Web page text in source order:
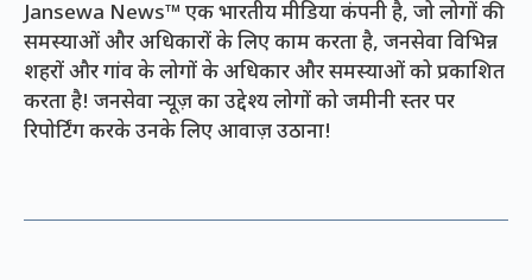
Jansewa News™ एक भारतीय मीडिया कंपनी है, जो लोगों की
समस्याओं और अधिकारों के लिए काम करता है, जनसेवा विभिन्न
शहरों और गांव के लोगों के अधिकार और समस्याओं को प्रकाशित
करता है! जनसेवा न्यूज़ का उद्देश्य लोगों को जमीनी स्तर पर
रिपोर्टिंग करके उनके लिए आवाज़ उठाना!